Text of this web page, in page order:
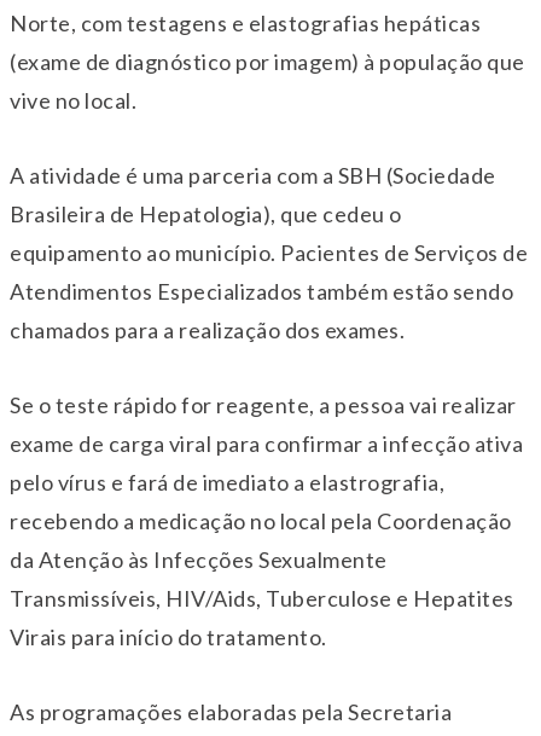
Norte, com testagens e elastografias hepáticas
(exame de diagnóstico por imagem) à população que
vive no local.
A atividade é uma parceria com a SBH (Sociedade
Brasileira de Hepatologia), que cedeu o
equipamento ao município. Pacientes de Serviços de
Atendimentos Especializados também estão sendo
chamados para a realização dos exames.
Se o teste rápido for reagente, a pessoa vai realizar
exame de carga viral para confirmar a infecção ativa
pelo vírus e fará de imediato a elastrografia,
recebendo a medicação no local pela Coordenação
da Atenção às Infecções Sexualmente
Transmissíveis, HIV/Aids, Tuberculose e Hepatites
Virais para início do tratamento.
As programações elaboradas pela Secretaria